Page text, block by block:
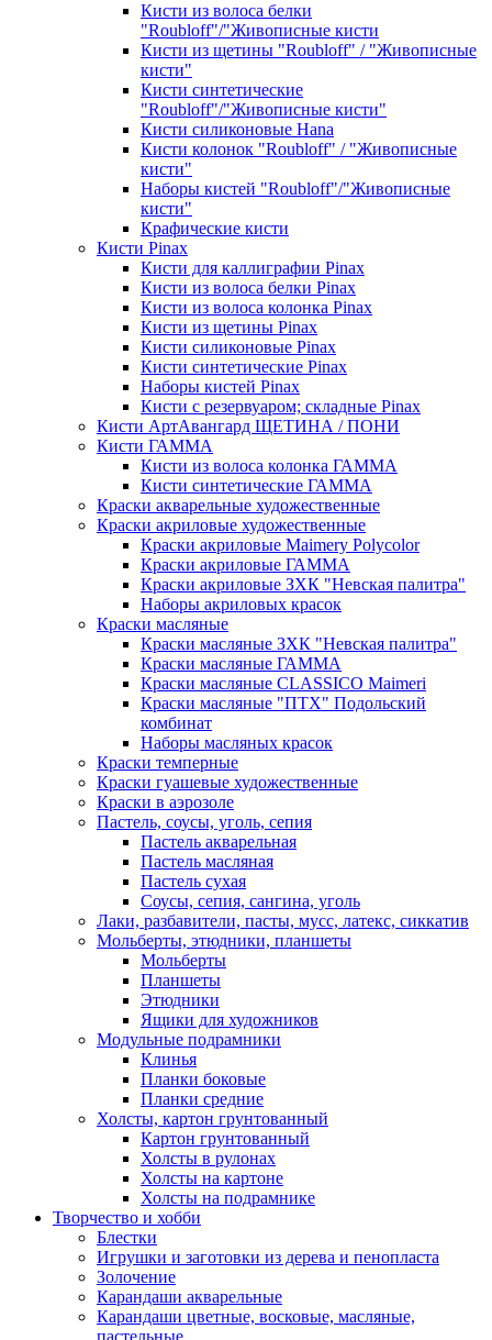
Кисти из волоса белки
"Roubloff"/"Живописные кисти
Кисти из щетины "Roubloff" / "Живописные
кисти"
Кисти синтетические
"Roubloff"/"Живописные кисти"
Кисти силиконовые Hana
Кисти колонок "Roubloff" / "Живописные
кисти"
Наборы кистей "Roubloff"/"Живописные
кисти"
Крафические кисти
Кисти Pinax
Кисти для каллиграфии Pinax
Кисти из волоса белки Pinax
Кисти из волоса колонка Pinax
Кисти из щетины Pinax
Кисти силиконовые Pinax
Кисти синтетические Pinax
Наборы кистей Pinax
Кисти с резервуаром; складные Pinax
Кисти АртАвангард ЩЕТИНА / ПОНИ
Кисти ГАММА
Кисти из волоса колонка ГАММА
Кисти синтетические ГАММА
Краски акварельные художественные
Краски акриловые художественные
Краски акриловые Maimery Polycolor
Краски акриловые ГАММА
Краски акриловые ЗХК "Невская палитра"
Наборы акриловых красок
Краски масляные
Краски масляные ЗХК "Невская палитра"
Краски масляные ГАММА
Краски масляные CLASSICO Maimeri
Краски масляные "ПТХ" Подольский
комбинат
Наборы масляных красок
Краски темперные
Краски гуашевые художественные
Краски в аэрозоле
Пастель, соусы, уголь, сепия
Пастель акварельная
Пастель масляная
Пастель сухая
Соусы, сепия, сангина, уголь
Лаки, разбавители, пасты, мусс, латекс, сиккатив
Мольберты, этюдники, планшеты
Мольберты
Планшеты
Этюдники
Ящики для художников
Модульные подрамники
Клинья
Планки боковые
Планки средние
Холсты, картон грунтованный
Картон грунтованный
Холсты в рулонах
Холсты на картоне
Холсты на подрамнике
Творчество и хобби
Блестки
Игрушки и заготовки из дерева и пенопласта
Золочение
Карандаши акварельные
Карандаши цветные, восковые, масляные,
пастельные